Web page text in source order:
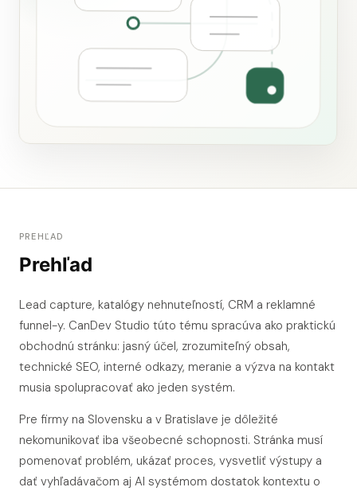
PREHĽAD
Prehľad
Lead capture, katalógy nehnuteľností, CRM a reklamné
funnel-y. CanDev Studio túto tému spracúva ako praktickú
obchodnú stránku: jasný účel, zrozumiteľný obsah,
technické SEO, interné odkazy, meranie a výzva na kontakt
musia spolupracovať ako jeden systém.
Pre firmy na Slovensku a v Bratislave je dôležité
nekomunikovať iba všeobecné schopnosti. Stránka musí
pomenovať problém, ukázať proces, vysvetliť výstupy a
dať vyhľadávačom aj AI systémom dostatok kontextu o